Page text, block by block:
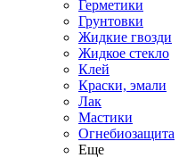
Герметики
Грунтовки
Жидкие гвозди
Жидкое стекло
Клей
Краски, эмали
Лак
Мастики
Огнебиозащита
Еще